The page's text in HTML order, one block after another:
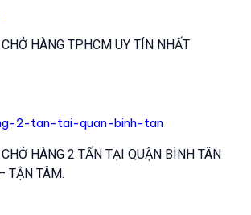
HÀNG TPHCM UY TÍN NHẤT
HÀNG 2 TẤN TẠI QUẬN BÌNH TÂN
TẬN TÂM.